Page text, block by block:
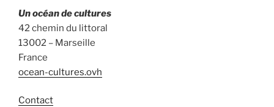
Un océan de cultures
42 chemin du littoral
13002 – Marseille
France
ocean-cultures.ovh
Contact